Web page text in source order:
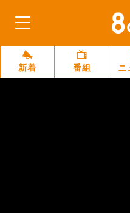
新着 番組 ニ